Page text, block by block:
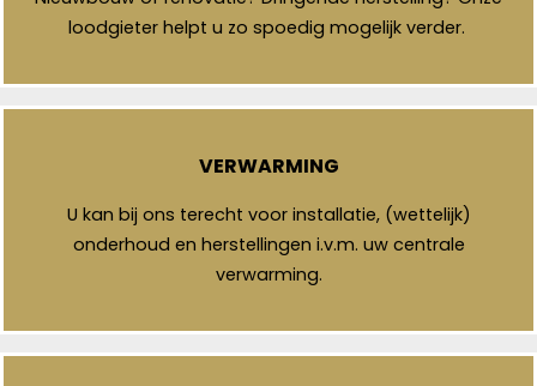
loodgieter helpt u zo spoedig mogelijk verder.
VERWARMING
U kan bij ons terecht voor installatie, (wettelijk)
onderhoud en herstellingen i.v.m. uw centrale
verwarming.